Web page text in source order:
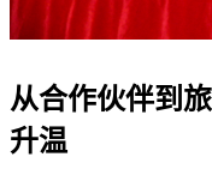
从合作伙伴到
升温